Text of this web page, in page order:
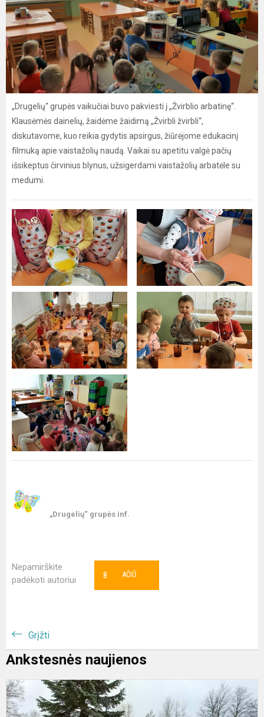
„Drugelių“ grupės vaikučiai buvo pakviesti į „Žvirblio arbatinę“.
Klausėmės dainelių, žaidėme žaidimą „Žvirbli žvirbli“,
diskutavome, kuo reikia gydytis apsirgus, žiūrėjome edukacinį
filmuką apie vaistažolių naudą. Vaikai su apetitu valgė pačių
išsikeptus čirvinius blynus, užsigerdami vaistažolių arbatėle su
medumi.
„Drugelių“ grupės inf.
Nepamirškite
padėkoti autoriui
AČIŪ
8
Grįžti
Ankstesnės naujienos